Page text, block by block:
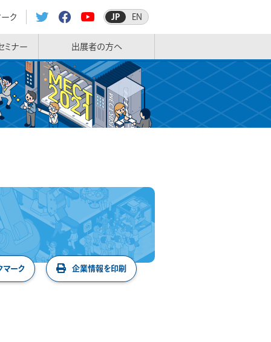
ーク JP EN
ミナー 出展者の方へ
マーク 企業情報を印刷